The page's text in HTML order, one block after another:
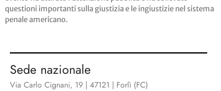
questioni importanti sulla giustizia e le ingiustizie nel sistema
penale americano.
Sede nazionale
Via Carlo Cignani, 19 | 47121 | Forlì (FC)